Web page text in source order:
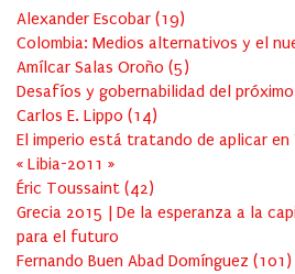
Alexander Escobar (19)
Colombia: Medios alternativos y el
Amílcar Salas Oroño (5)
Desafíos y gobernabilidad del
Carlos E. Lippo (14)
El imperio está tratando de aplicar en
« Libia-2011 »
Éric Toussaint (42)
Grecia 2015 | De la esperanza a la
para el futuro
Fernando Buen Abad Domínguez (101 )